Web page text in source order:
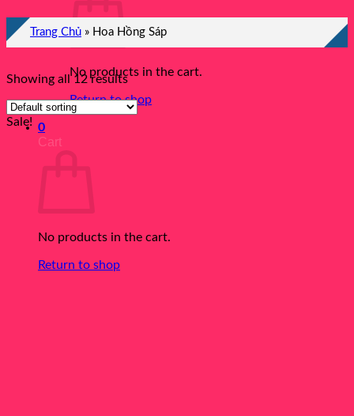
No products in the cart.
Return to shop
0
Cart
No products in the cart.
Return to shop
Trang Chủ » Hoa Hồng Sáp
Showing all 12 results
Sale!